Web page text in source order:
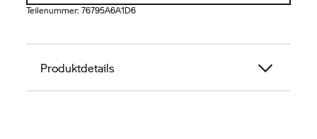
Teilenummer:76795A6A1D6
Produktdetails